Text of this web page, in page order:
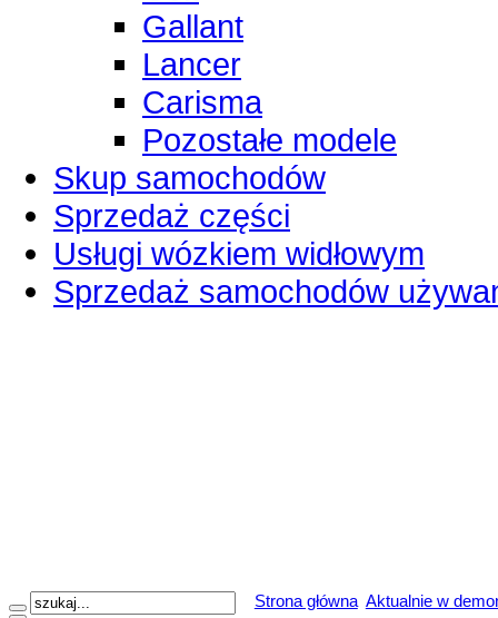
Gallant
Lancer
Carisma
Pozostałe modele
Skup samochodów
Sprzedaż części
Usługi wózkiem widłowym
Sprzedaż samochodów
Strona główna Aktualnie w